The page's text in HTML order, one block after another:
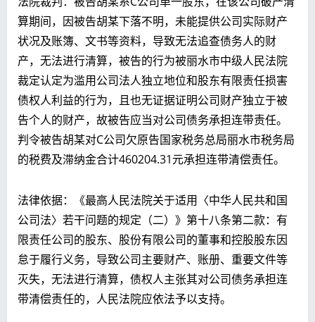
算期间， 因被告胡某下落不明，未能提供公司实际财产
状况及账簿、文书等资料，导致无法追查债务人的财
产，无法进行清算， 被告的行为被丽水市中级人民法院
裁定认定为滥用公司法人独立地位和股东有限责任损害
债权人利益的行为， 且也无证据证明公司财产独立于被
告个人的财产， 故被告应当对公司债务承担连带责任。
判令被告胡某对C公司欠原告国家税务总局丽水市税务局
的税费及滞纳金合计460204.31元承担连带清偿责任。
法律依据：《最高人民法院关于适用〈中华人民共和国
公司法〉若干问题的规定（二）》第十八条第二款：有
限责任公司的股东、股份有限公司的董事和控股股东因
怠于履行义务，导致公司主要财产、账册、重要文件等
灭失，无法进行清算，债权人主张其对公司债务承担连
带清偿责任的，人民法院应依法予以支持。